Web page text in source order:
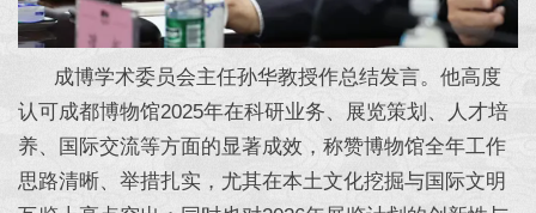
成博学术委员会主任孙华教授作总结发言。他高度
认可成都博物馆2025年在科研业务、展览策划、人才培
养、国际交流等方面的显著成效，称赞博物馆全年工作
思路清晰、举措扎实，尤其在本土文化挖掘与国际文明